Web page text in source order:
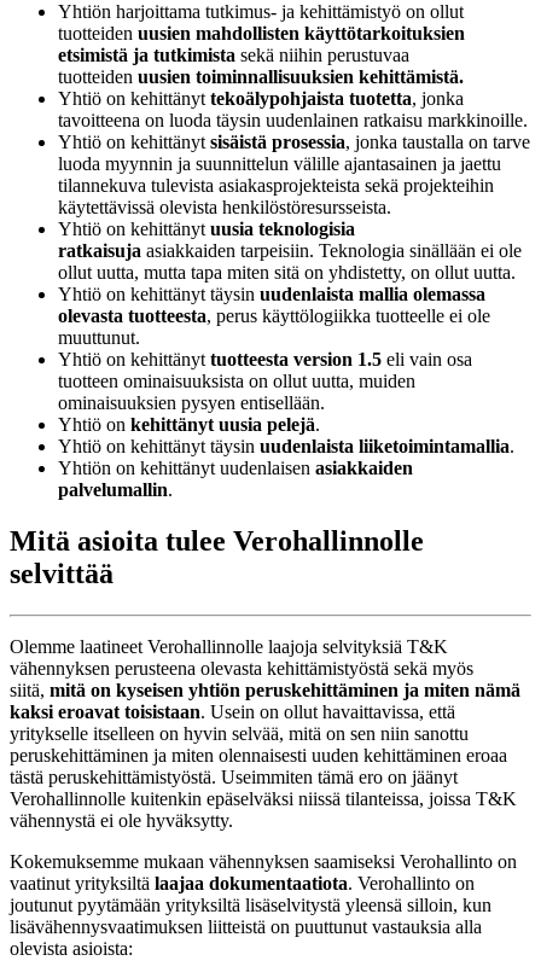
Yhtiön harjoittama tutkimus- ja kehittämistyö on ollut
tuotteiden uusien mahdollisten käyttötarkoituksien
etsimistä ja tutkimista sekä niihin perustuvaa
tuotteiden uusien toiminnallisuuksien kehittämistä.
Yhtiö on kehittänyt tekoälypohjaista tuotetta, jonka
tavoitteena on luoda täysin uudenlainen ratkaisu markkinoille.
Yhtiö on kehittänyt sisäistä prosessia, jonka taustalla on tarve
luoda myynnin ja suunnittelun välille ajantasainen ja jaettu
tilannekuva tulevista asiakasprojekteista sekä projekteihin
käytettävissä olevista henkilöstöresursseista.
Yhtiö on kehittänyt uusia teknologisia
ratkaisuja asiakkaiden tarpeisiin. Teknologia sinällään ei ole
ollut uutta, mutta tapa miten sitä on yhdistetty, on ollut uutta.
Yhtiö on kehittänyt täysin uudenlaista mallia olemassa
olevasta tuotteesta, perus käyttölogiikka tuotteelle ei ole
muuttunut.
Yhtiö on kehittänyt tuotteesta version 1.5 eli vain osa
tuotteen ominaisuuksista on ollut uutta, muiden
ominaisuuksien pysyen entisellään.
Yhtiö on kehittänyt uusia pelejä.
Yhtiö on kehittänyt täysin uudenlaista liiketoimintamallia.
Yhtiön on kehittänyt uudenlaisen asiakkaiden
palvelumallin.
Mitä asioita tulee Verohallinnolle
selvittää
Olemme laatineet Verohallinnolle laajoja selvityksiä T&K
vähennyksen perusteena olevasta kehittämistyöstä sekä myös
siitä, mitä on kyseisen yhtiön peruskehittäminen ja miten nämä
kaksi eroavat toisistaan. Usein on ollut havaittavissa, että
yritykselle itselleen on hyvin selvää, mitä on sen niin sanottu
peruskehittäminen ja miten olennaisesti uuden kehittäminen eroaa
tästä peruskehittämistyöstä. Useimmiten tämä ero on jäänyt
Verohallinnolle kuitenkin epäselväksi niissä tilanteissa, joissa T&K
vähennystä ei ole hyväksytty.
Kokemuksemme mukaan vähennyksen saamiseksi Verohallinto on
vaatinut yrityksiltä laajaa dokumentaatiota. Verohallinto on
joutunut pyytämään yrityksiltä lisäselvitystä yleensä silloin, kun
lisävähennysvaatimuksen liitteistä on puuttunut vastauksia alla
olevista asioista: